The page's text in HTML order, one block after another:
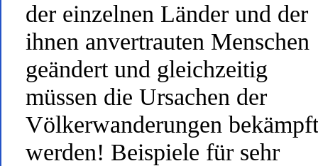
der einzelnen Länder und der
ihnen anvertrauten Menschen
geändert und gleichzeitig
müssen die Ursachen der
Völkerwanderungen bekämpft
werden! Beispiele für sehr